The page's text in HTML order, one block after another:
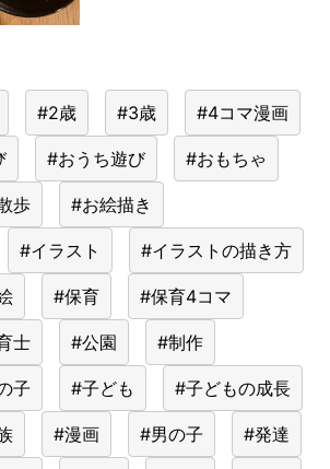
#2歳 #3歳 #4コマ漫画
#おうち遊び #おもちゃ
歩 #お絵描き
#イラスト #イラストの描き方
#保育 #保育4コマ
士 #公園 #制作
子 #子ども #子どもの成長
#漫画 #男の子 #発達